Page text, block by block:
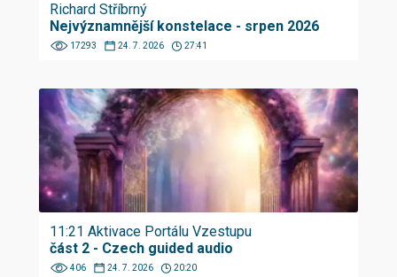
Richard Stříbrný
Nejvýznamnější konstelace - srpen 2026
17293 24. 7. 2026 27:41
11:21 Aktivace Portálu Vzestupu
část 2 - Czech guided audio
406 24. 7. 2026 20:20